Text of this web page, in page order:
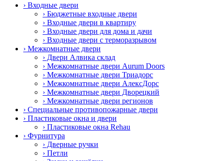
› Входные двери
› Бюджетные входные двери
› Входные двери в квартиру
› Входные двери для дома и дачи
› Входные двери с терморазрывом
› Межкомнатные двери
› Двери Алвика склад
› Межкомнатные двери Aurum Doors
› Межкомнатные двери Триадорс
› Межкомнатные двери АлексДорс
› Межкомнатные двери Дворецкий
› Межкомнатные двери регионов
› Специальные противопожарные двери
› Пластиковые окна и двери
› Пластиковые окна Rehau
› Фурнитура
› Дверные ручки
› Петли